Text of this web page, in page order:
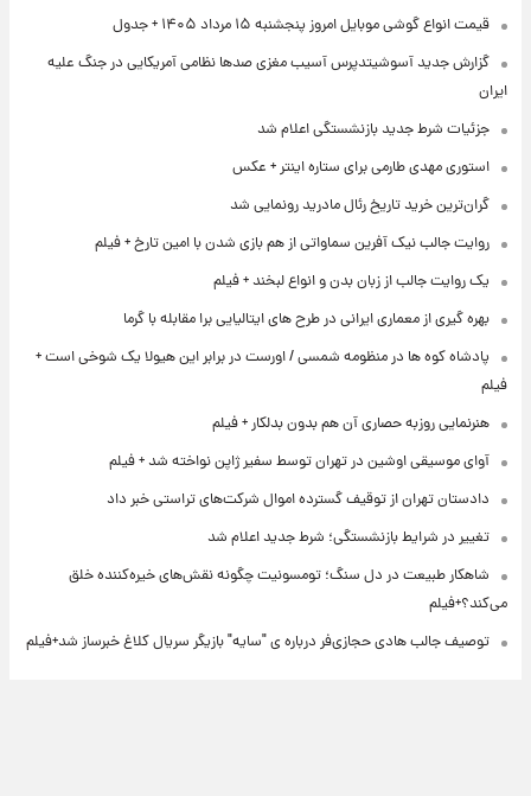
قیمت انواع گوشی موبایل امروز پنجشنبه ۱۵ مرداد ۱۴۰۵ + جدول
گزارش جدید آسوشیتدپرس آسیب مغزی صدها نظامی آمریکایی در جنگ علیه
ایران
جزئیات شرط جدید بازنشستگی اعلام شد
استوری مهدی طارمی برای ستاره اینتر + عکس
گران‌ترین خرید تاریخ رئال مادرید رونمایی شد
روایت جالب نیک آفرین سماواتی از هم بازی شدن با امین تارخ + فیلم
یک روایت جالب از زبان بدن و انواع لبخند + فیلم
بهره گیری از معماری ایرانی در طرح های ایتالیایی برا مقابله با گرما
پادشاه کوه ها در منظومه شمسی / اورست در برابر این هیولا یک شوخی است +
فیلم
هنرنمایی روزبه حصاری آن هم بدون بدلکار + فیلم
آوای موسیقی اوشین در تهران توسط سفیر ژاپن نواخته شد + فیلم
دادستان تهران از توقیف گسترده اموال شرکت‌های تراستی خبر داد
تغییر در شرایط بازنشستگی؛ شرط جدید اعلام شد
شاهکار طبیعت در دل سنگ؛ تومسونیت چگونه نقش‌های خیره‌کننده خلق
می‌کند؟+فیلم
توصیف جالب هادی حجازی‌فر درباره ی "سایه" بازیگر سریال کلاغ خبرساز شد+فیلم